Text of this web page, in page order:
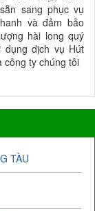
sang phục vụ
và đảm bảo
hài long quý
dụng dịch vụ Hút
công ty chúng tôi
TÀU